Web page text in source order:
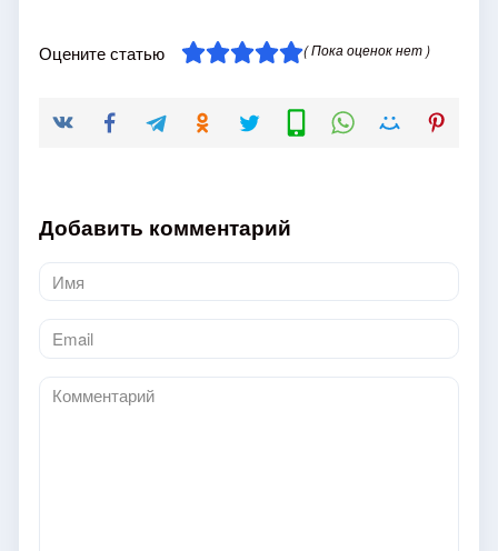
Оцените статью ( Пока оценок нет )
Добавить комментарий
Имя
*
Email
*
Комментарий